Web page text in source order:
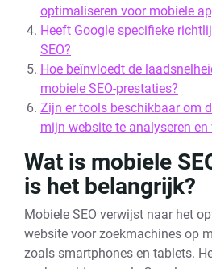
optimaliseren voor mobiele
Heeft Google specifieke
SEO?
Hoe beïnvloedt de
mobiele SEO-prestaties?
Zijn er tools beschikbaar om
mijn website te analyseren en
Wat is mobiele
is het belangrijk?
Mobiele SEO verwijst naar het
website voor zoekmachines op
zoals smartphones en tablets.